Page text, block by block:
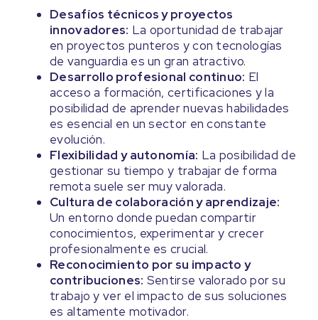
Desafíos técnicos y proyectos
innovadores: La oportunidad de trabajar
en proyectos punteros y con tecnologías
de vanguardia es un gran atractivo.
Desarrollo profesional continuo: El
acceso a formación, certificaciones y la
posibilidad de aprender nuevas habilidades
es esencial en un sector en constante
evolución.
Flexibilidad y autonomía: La posibilidad de
gestionar su tiempo y trabajar de forma
remota suele ser muy valorada.
Cultura de colaboración y aprendizaje:
Un entorno donde puedan compartir
conocimientos, experimentar y crecer
profesionalmente es crucial.
Reconocimiento por su impacto y
contribuciones: Sentirse valorado por su
trabajo y ver el impacto de sus soluciones
es altamente motivador.